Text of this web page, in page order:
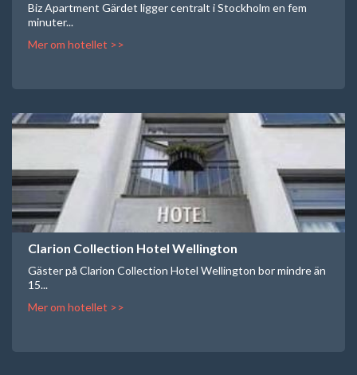
Biz Apartment Gärdet ligger centralt i Stockholm en fem
minuter...
Mer om hotellet >>
Clarion Collection Hotel Wellington
Gäster på Clarion Collection Hotel Wellington bor mindre än
15...
Mer om hotellet >>